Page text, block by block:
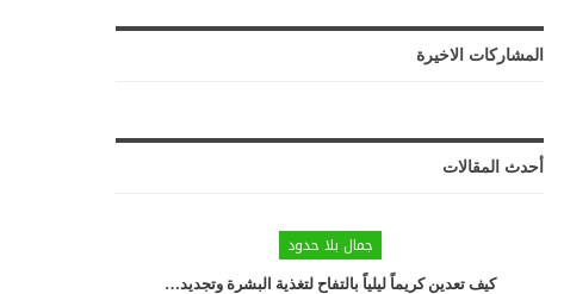
المشاركات الاخيرة
أحدث المقالات
جمال بلا حدود
كيف تعدين كريماً ليلياً بالتفاح لتغذية البشرة وتجديد…